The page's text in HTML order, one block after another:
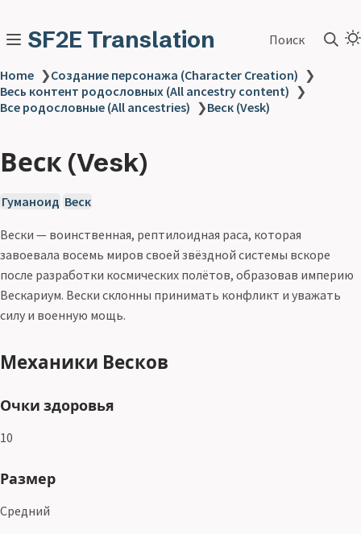
SF2E Translation Поиск
Home ❯Создание персонажа (Character Creation) ❯
Весь контент родословных (All ancestry content) ❯
Все родословные (All ancestries) ❯Веск (Vesk)
Веск (Vesk)
Гуманоид Веск
Вески — воинственная, рептилоидная раса, которая
завоевала восемь миров своей звёздной системы вскоре
после разработки космических полётов, образовав империю
Вескариум. Вески склонны принимать конфликт и уважать
силу и военную мощь.
Механики Весков
Очки здоровья
10
Размер
Средний